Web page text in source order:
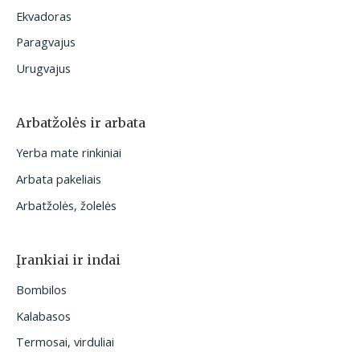
Ekvadoras
Paragvajus
Urugvajus
Arbatžolės ir arbata
Yerba mate rinkiniai
Arbata pakeliais
Arbatžolės, žolelės
Įrankiai ir indai
Bombilos
Kalabasos
Termosai, virduliai